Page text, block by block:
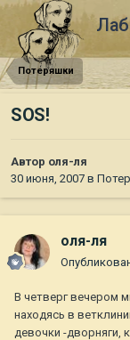
Потеряшки
SOS!
Автор оля-ля
30 июня, 2007 в
оля-ля
В четверг вечером
находясь в
девочки -дворняги,